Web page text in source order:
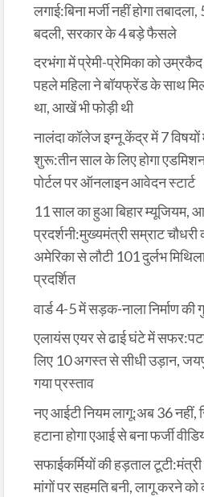
लगाई:बिना मर्जी नहीं होगा
बदली, सरकार के 4 बड़े फैसले
दरभंगा में प्रेमी-प्रेमिका को
पहले महिला ने बॉयफ्रेंड के साथ
था, आखें भी फोड़ी थी
नालंदा कॉलेज इग्नू केंद्र में 7
शुरू:तीन साल के लिए होगा
पोर्टल पर ऑनलाइन आवेदन स्टार्ट
11 साल का हुआ बिहार म्यूजियम,
प्रदर्शनी:मुख्यमंत्री सम्राट
अमेरिका से लौटी 101 दुर्लभ
प्रदर्शित
वार्ड 4-5 में सड़क-नाला निर्माण की
एलायंस एयर से ढाई घंटे में
लिए 10 अगस्त से सीधी उड़ान,
गया प्रस्ताव
नए आईटी नियम लागू:अब 36 नहीं,
हटाना होगा एआई से बना फर्जी
सफाईकर्मियों की हड़ताल टूटी:मंत्री
मांगों पर सहमति बनी, लागू करने